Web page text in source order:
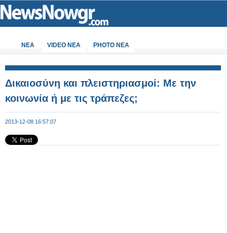
ΝΕΑ VIDEO NEA PHOTO NEA
Δικαιοσύνη και πλειστηριασμοί: Με την
κοινωνία ή με τις τράπεζες;
2013-12-08 16:57:07